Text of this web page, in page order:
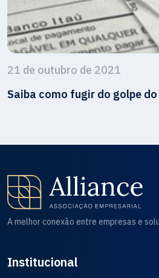
21 de outubro de 2021
Saiba como fugir do golpe
A melhor conexão entre empresas e
Institucional